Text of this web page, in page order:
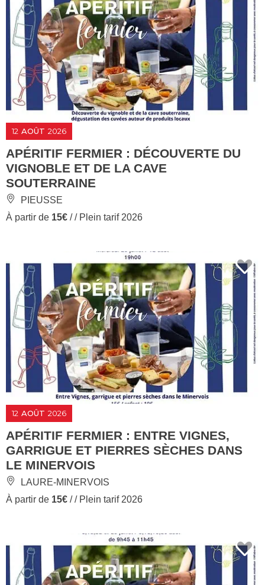
12 AOÛT 2026
APÉRITIF FERMIER : DÉCOUVERTE DU
VIGNOBLE ET DE LA CAVE
SOUTERRAINE
PIEUSSE
À partir de 15€ / / Plein tarif 2026
12 AOÛT 2026
APÉRITIF FERMIER : ENTRE VIGNES,
GARRIGUE ET PIERRES SÈCHES DANS
LE MINERVOIS
LAURE-MINERVOIS
À partir de 15€ / / Plein tarif 2026